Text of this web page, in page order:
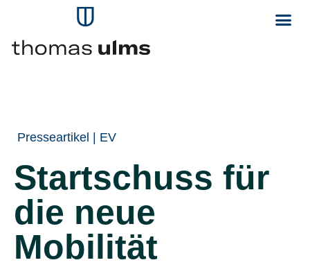
Presseartikel | EV
Startschuss für
die neue
Mobilität